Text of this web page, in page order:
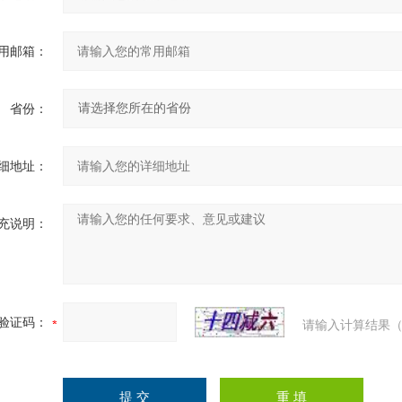
邮箱：
省份：
地址：
说明：
证码： 请输入计算结果